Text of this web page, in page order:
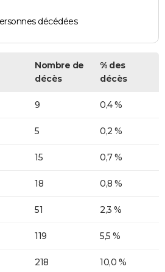
décédées
Nombre de
décès
% des
décès
9 0,4 %
5 0,2 %
15 0,7 %
18 0,8 %
51 2,3 %
119 5,5 %
218 10,0 %